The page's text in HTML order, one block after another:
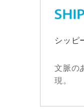
シッピ
文脈の
現。